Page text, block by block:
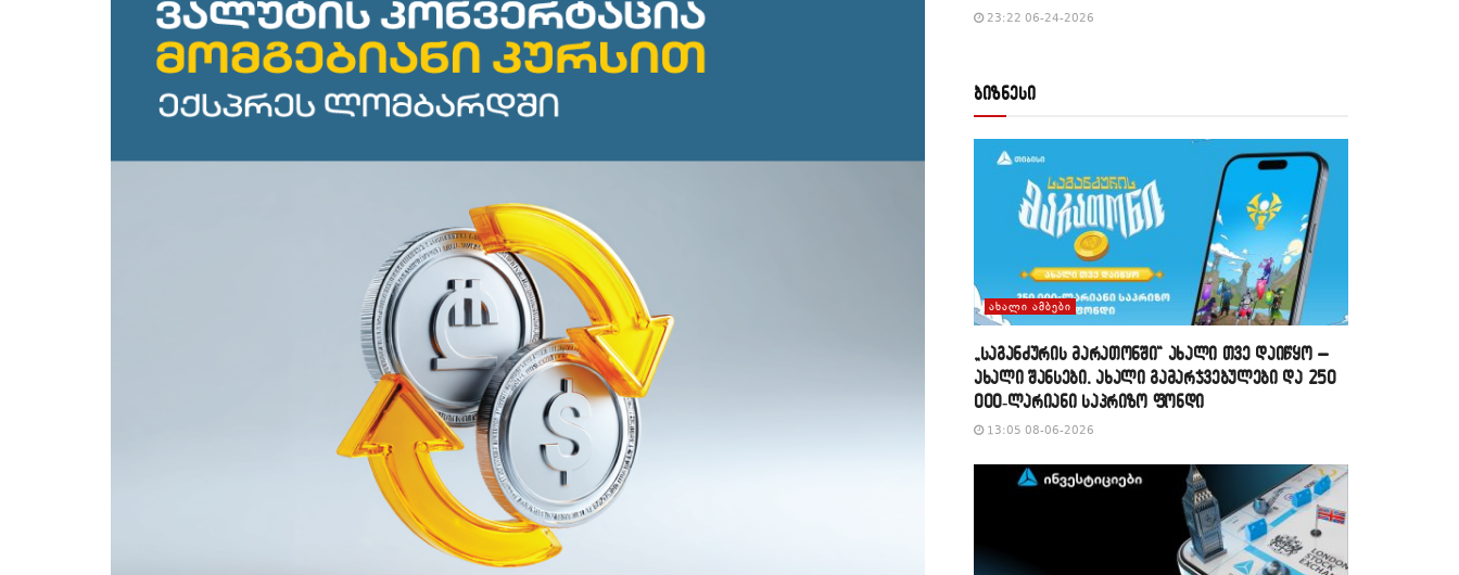
23:22 06-24-2026
ბიზნესი
ᲐᲮᲐᲚᲘ ᲐᲛᲑᲔᲑᲘ
„საგანძურის მარათონში“ ახალი თვე დაიწყო –
ახალი შანსები, ახალი გამარჯვებულები და 250
000-ლარიანი საპრიზო ფონდი
13:05 08-06-2026